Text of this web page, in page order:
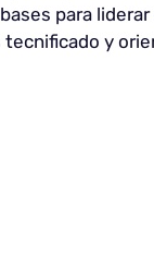
para
tecnificado y